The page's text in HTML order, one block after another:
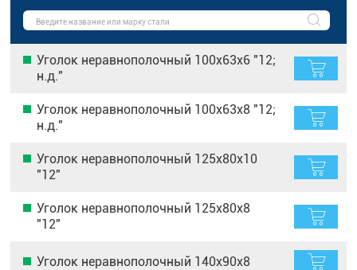
Уголок неравнополочный 100х63х6 "12;
н.д."
Уголок неравнополочный 100х63х8 "12;
н.д."
Уголок неравнополочный 125х80х10
"12"
Уголок неравнополочный 125х80х8
"12"
Уголок неравнополочный 140х90х8